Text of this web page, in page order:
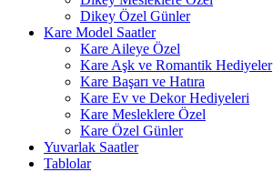
Dikey Özel Günler
Kare Model Saatler
Kare Aileye Özel
Kare Aşk ve Romantik Hediyeler
Kare Başarı ve Hatıra
Kare Ev ve Dekor Hediyeleri
Kare Mesleklere Özel
Kare Özel Günler
Yuvarlak Saatler
Tablolar